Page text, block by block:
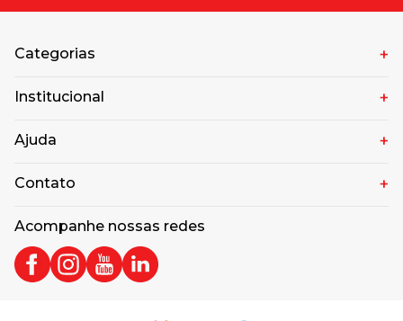
Categorias
Institucional
Ajuda
Contato
Acompanhe nossas redes